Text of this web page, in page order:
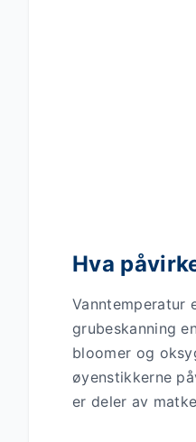
Hva
Vanntemperatur
grubeskanning
bloomer og
øyenstikkerne
er deler av